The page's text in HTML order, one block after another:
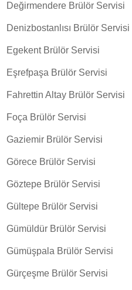
Değirmendere Brülör Servisi
Denizbostanlısı Brülör Servisi
Egekent Brülör Servisi
Eşrefpaşa Brülör Servisi
Fahrettin Altay Brülör Servisi
Foça Brülör Servisi
Gaziemir Brülör Servisi
Görece Brülör Servisi
Göztepe Brülör Servisi
Gültepe Brülör Servisi
Gümüldür Brülör Servisi
Gümüşpala Brülör Servisi
Gürçeşme Brülör Servisi